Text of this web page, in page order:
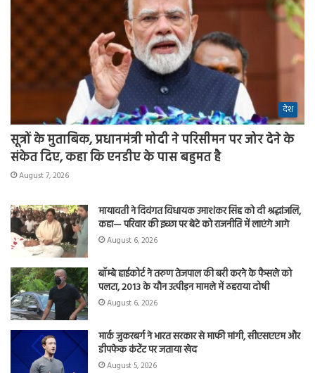
देश
सूत्रों के मुताबिक, प्रधानमंत्री मोदी ने परिसीमन पर जोर देने के
संकेत दिए, कहा कि एनडीए के पास बहुमत है
August 7, 2026
मायावती ने दिवंगत विधायक उमाशंकर सिंह को दी श्रद्धांजलि,
कहा— परिवार की इच्छा पर बेटे को राजनीति में लाएंगे आगे
August 6, 2026
बॉम्बे हाईकोर्ट ने तरुण तेजपाल की बरी करने के फैसले को
पलटा, 2013 के यौन उत्पीड़न मामले में ठहराया दोषी
August 6, 2026
मार्क जुकरबर्ग ने भारत सरकार से माफी मांगी, सीएसएएम और
डीपफेक कंटेंट पर जताया खेद
August 5, 2026